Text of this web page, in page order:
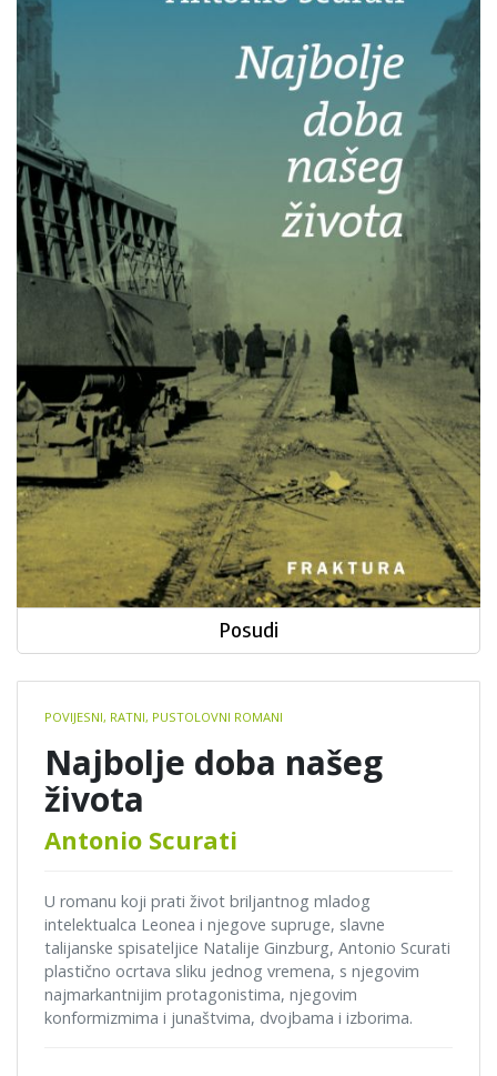
Najbolje
doba
našeg
života
details
POVIJESNI, RATNI, PUSTOLOVNI ROMANI
Najbolje doba našeg
života
Antonio Scurati
U romanu koji prati život briljantnog mladog
intelektualca Leonea i njegove supruge, slavne
talijanske spisateljice Natalije Ginzburg, Antonio Scurati
plastično ocrtava sliku jednog vremena, s njegovim
najmarkantnijim protagonistima, njegovim
konformizmima i junaštvima, dvojbama i izborima.
Posudi